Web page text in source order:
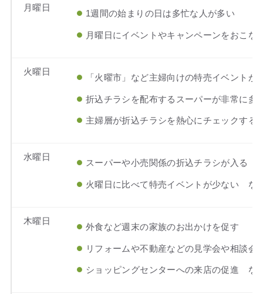
月曜日
1週間の始まりの日は多忙な人が多い
月曜日にイベントやキャンペーンをおこ
火曜日
「火曜市」など主婦向けの特売イベントが
折込チラシを配布するスーパーが非常に多
主婦層が折込チラシを熱心にチェックす
水曜日
スーパーや小売関係の折込チラシが入る
火曜日に比べて特売イベントが少ない な
木曜日
外食など週末の家族のお出かけを促す
リフォームや不動産などの見学会や相談会
ショッピングセンターへの来店の促進 な